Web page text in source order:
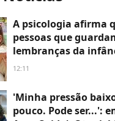
A psicologia afirma
pessoas que
lembranças da
filhos não o fazem
utilizando uma
para regular o
12:11
'Minha pressão
pouco. Pode ser...':